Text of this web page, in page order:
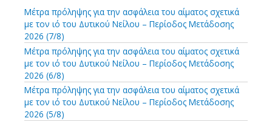
η
γ
ι
α
Μέτρα πρόληψης για την ασφάλεια του αίματος σχετικά
με τον ιό του Δυτικού Νείλου – Περίοδος Μετάδοσης
2026 (7/8)
Μέτρα πρόληψης για την ασφάλεια του αίματος σχετικά
με τον ιό του Δυτικού Νείλου – Περίοδος Μετάδοσης
2026 (6/8)
Μέτρα πρόληψης για την ασφάλεια του αίματος σχετικά
με τον ιό του Δυτικού Νείλου – Περίοδος Μετάδοσης
2026 (5/8)